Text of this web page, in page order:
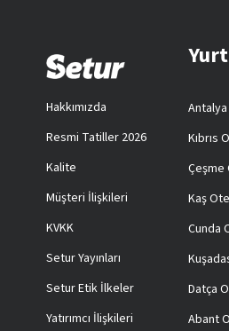
Hakkımızda
Resmi Tatiller 2026
Kalite
Müşteri İlişkileri
KVKK
Setur Yayınları
Setur Etik İlkeler
Yatırımcı İlişkileri
Kıbrıs
Kaş
Cunda
Datça
Abant